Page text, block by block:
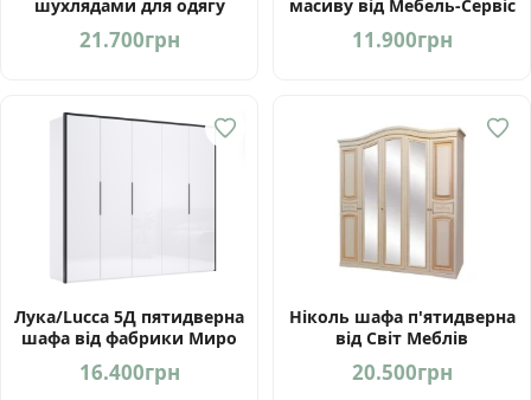
шухлядами для одягу
Гелар Doros 3+2 ДСП
білий, сонома, графіт,
21.700грн
масиву від Мебель-Сервіс
Україна
11.900грн
Лука/Lucca 5Д пятидверна
шафа від фабрики Миро
Марк Україна
16.400грн
Ніколь шафа п'ятидверна
від Світ Меблів
20.500грн